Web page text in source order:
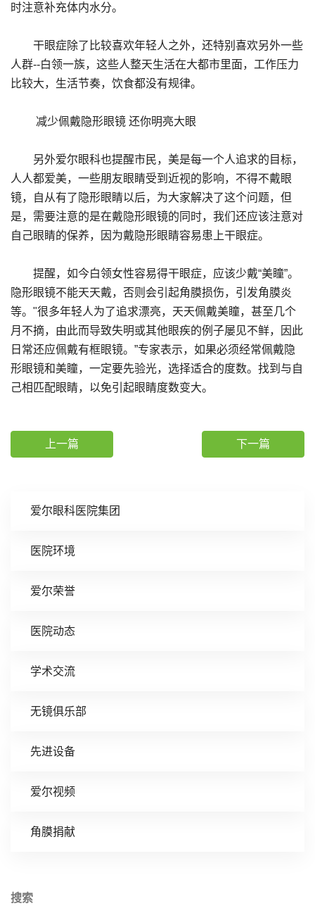
爱尔眼科医院集团
医院环境
爱尔荣誉
医院动态
学术交流
无镜俱乐部
先进设备
爱尔视频
角膜捐献
搜索
时注意补充体内水分。
干眼症除了比较喜欢年轻人之外，还特别喜欢另外一些
人群--白领一族，这些人整天生活在大都市里面，工作压力
比较大，生活节奏，饮食都没有规律。
减少佩戴隐形眼镜 还你明亮大眼
另外爱尔眼科也提醒市民，美是每一个人追求的目标，
人人都爱美，一些朋友眼睛受到近视的影响，不得不戴眼
镜，自从有了隐形眼睛以后，为大家解决了这个问题，但
是，需要注意的是在戴隐形眼镜的同时，我们还应该注意对
自己眼睛的保养，因为戴隐形眼睛容易患上干眼症。
提醒，如今白领女性容易得干眼症，应该少戴“美瞳”。
隐形眼镜不能天天戴，否则会引起角膜损伤，引发角膜炎
等。"很多年轻人为了追求漂亮，天天佩戴美瞳，甚至几个
月不摘，由此而导致失明或其他眼疾的例子屡见不鲜，因此
日常还应佩戴有框眼镜。”专家表示，如果必须经常佩戴隐
形眼镜和美瞳，一定要先验光，选择适合的度数。找到与自
己相匹配眼睛，以免引起眼睛度数变大。
上一篇 下一篇